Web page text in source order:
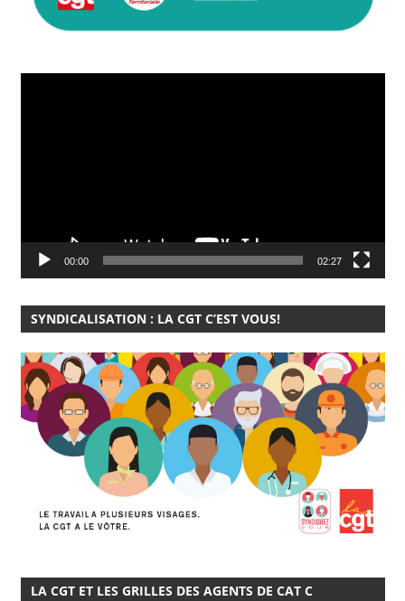
00:00 02:27
SYNDICALISATION : LA CGT C’EST VOUS!
LA CGT ET LES GRILLES DES AGENTS DE CAT C